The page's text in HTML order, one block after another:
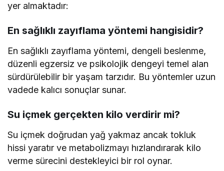
yer almaktadır:
En sağlıklı zayıflama yöntemi hangisidir?
En sağlıklı zayıflama yöntemi, dengeli beslenme,
düzenli egzersiz ve psikolojik dengeyi temel alan
sürdürülebilir bir yaşam tarzıdır. Bu yöntemler uzun
vadede kalıcı sonuçlar sunar.
Su içmek gerçekten kilo verdirir mi?
Su içmek doğrudan yağ yakmaz ancak tokluk
hissi yaratır ve metabolizmayı hızlandırarak kilo
verme sürecini destekleyici bir rol oynar.